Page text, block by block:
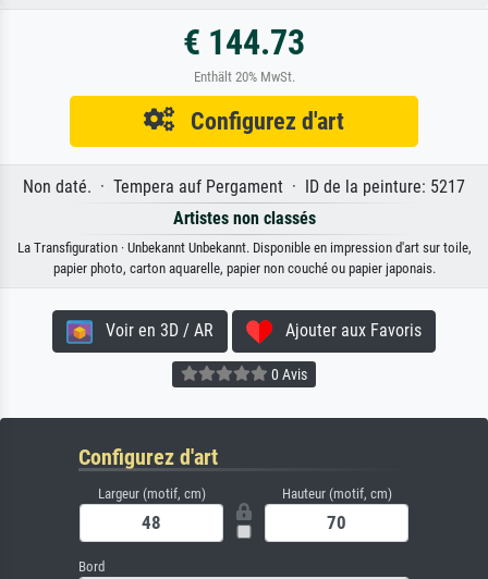
€ 144.73
Enthält 20% MwSt.
Configurez d'art
Non daté. · Tempera auf Pergament · ID de la peinture: 5217
Artistes non classés
La Transfiguration · Unbekannt Unbekannt. Disponible en impression d'art sur toile,
papier photo, carton aquarelle, papier non couché ou papier japonais.
Voir en 3D / AR Ajouter aux Favoris
0 Avis
Configurez d'art
Largeur (motif, cm) Hauteur (motif, cm)
Bord